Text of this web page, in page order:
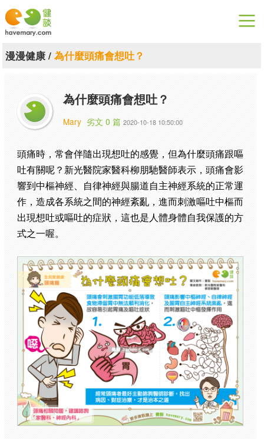
漫漫健康
關於健談
聯絡我們
下載專區
漫漫健康/ 為什麼頭痛會想吐？
為什麼頭痛會想吐？
Mary 劣文 0 篇 2020-10-18 10:50:00
頭痛時，常會伴隨出現想吐的感覺，但為什麼頭痛跟嘔
吐有關呢？新光醫院家醫科柳朋馳醫師表示，頭痛會影
響到中樞神經、自律神經與腸道自主神經系統的正常運
作，造成各系統之間的神經紊亂，進而刺激嘔吐中樞而
出現想吐或嘔吐的症狀，這也是人體身體自我保護的方
式之一喔。